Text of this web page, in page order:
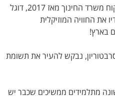
הקונסרבטוריון היישובי פועל בפיקוח משרד החינוך מאז 2017, דוגל
את החוויה המוזיקלית
בארץ!
נבקש להעיר את תשומת
מתלמידים ממשיכים שכבר יש